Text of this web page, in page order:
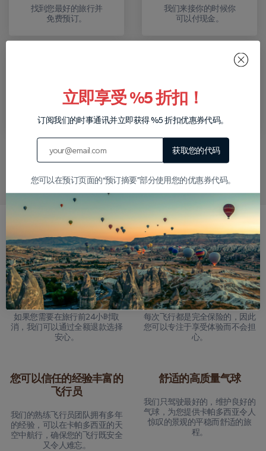
找到您最好的旅行并
免费预订。
我们来接你的时候你
可以付现金。
我们将从您的酒店接
您进行您预订的旅
行。
游览结束后，我们会
将您送到您的酒店。
在 WhatsApp 上写信给我们
为什么选择我们？
24小时退款保证
如果您需要在旅行前24小时取
消，我们可以通过全额退款选择
安心。
全面的旅游保险
每次飞行都是完全保险的，因此
您可以专注于享受体验而不会担
心。
您可以信任的经验丰富的
飞行员
我们的熟练飞行员团队拥有多年
的经验，可以在卡帕多西亚的天
空中航行，确保您的飞行既安全
又令人难忘。
舒适的高质量气球
我们只驾驶最好的，维护良好的
气球，为您提供卡帕多西亚令人
惊叹的景观的平稳而舒适的旅
程。
立即享受 %5 折扣！
订阅我们的时事通讯并立即获得 %5 折扣优惠券代码。
获取您的代码
您可以在预订页面的“预订摘要”部分使用您的优惠券代码。